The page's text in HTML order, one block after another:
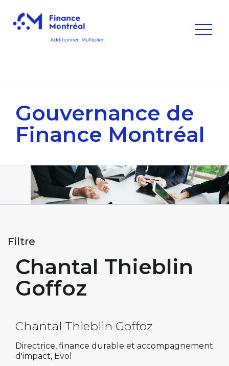
Gouvernance de
Finance Montréal
Filtre
Chantal Thieblin
Goffoz
Chantal Thieblin Goffoz
Directrice, finance durable et accompagnement
d'impact, Evol